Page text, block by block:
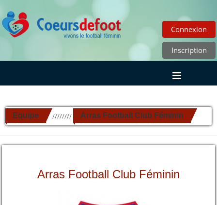
Connexion
Inscription
Equipe ////////// Arras Football Club Féminin
Arras Football Club Féminin